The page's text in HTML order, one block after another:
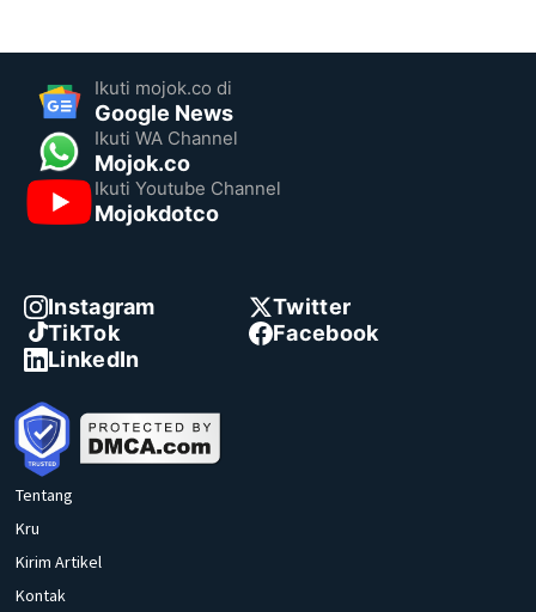
Ikuti mojok.co di
Google News
Ikuti WA Channel
Mojok.co
Ikuti Youtube Channel
Mojokdotco
Instagram
Twitter
TikTok
Facebook
LinkedIn
Tentang
Kru
Kirim Artikel
Kontak